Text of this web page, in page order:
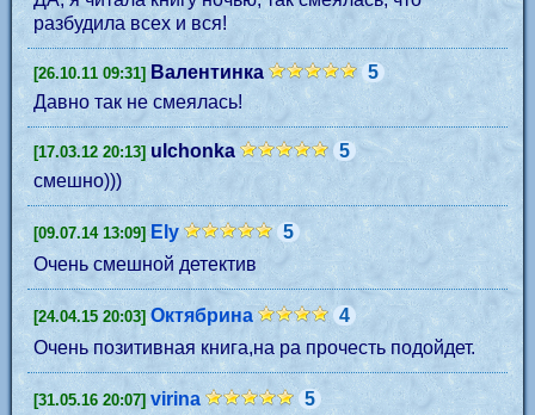
разбудила всех и вся!
[26.10.11 09:31] Валентинка
5
Давно так не смеялась!
[17.03.12 20:13] ulchonka
5
смешно)))
[09.07.14 13:09] Ely
5
Очень смешной детектив
[24.04.15 20:03] Октябрина
4
Очень позитивная книга,на ра прочесть подойдет.
[31.05.16 20:07] virina 5